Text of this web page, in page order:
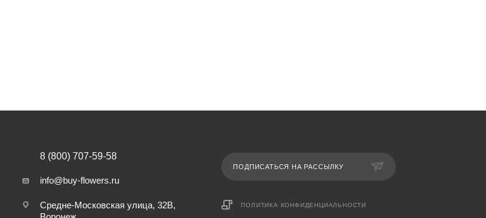
8 (800) 707-59-58
info@buy-flowers.ru
Средне-Московская улица, 32В,
ПОДПИСАТЬСЯ НА РАССЫЛКУ
ПОЛИТИКА КОНФИДЕНЦИАЛЬНОСТИ